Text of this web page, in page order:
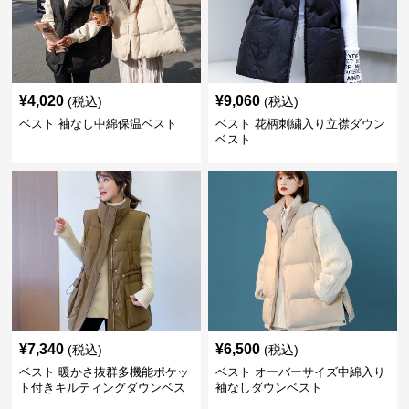
¥4,020 (税込)
ベスト 袖なし中綿保温ベスト
¥9,060 (税込)
ベスト 花柄刺繍入り立襟ダウン
ベスト
¥7,340 (税込)
ベスト 暖かさ抜群多機能ポケッ
ト付きキルティングダウンベス
¥6,500 (税込)
ベスト オーバーサイズ中綿入り
袖なしダウンベスト